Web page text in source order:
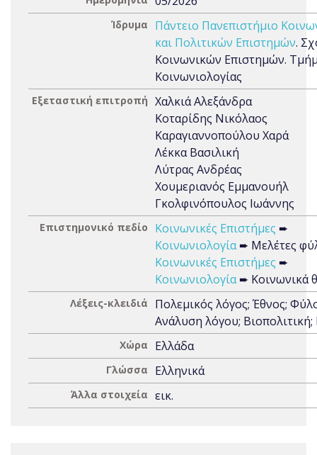
Ίδρυμα
Πάντειο Πανεπιστήμιο
και Πολιτικών Επιστημών.
Κοινωνικών Επιστημών.
Κοινωνιολογίας
Εξεταστική επιτροπή Χαλκιά Αλεξάνδρα
Κοταρίδης Νικόλαος
Καραγιαννοπούλου Χαρά
Λέκκα Βασιλική
Λύτρας Ανδρέας
Χουμεριανός Εμμανουήλ
Γκολφινόπουλος Ιωάννης
Επιστημονικό πεδίο Κοινωνικές Επιστήμες ➨
Κοινωνιολογία➨ Μελέτες
Κοινωνικές Επιστήμες ➨
Κοινωνιολογία➨ Κοινωνικά
Λέξεις-κλειδιά
Πολεμικός λόγος; Έθνος;
Ανάλυση λόγου; Βιοπολιτική;
Χώρα Ελλάδα
Γλώσσα Ελληνικά
Άλλα στοιχεία εικ.